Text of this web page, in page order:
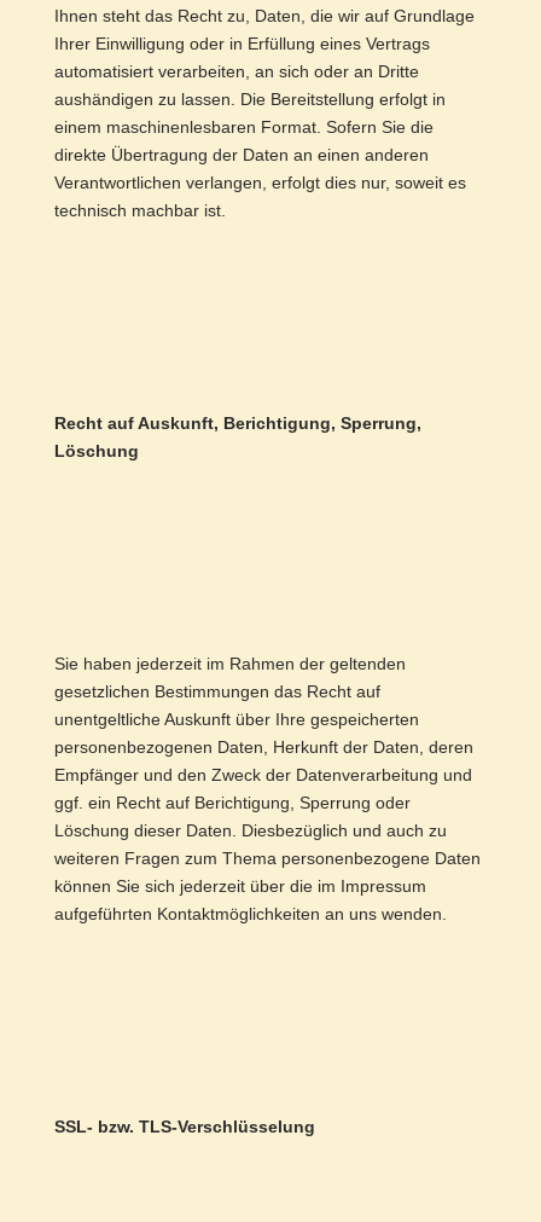
Ihnen steht das Recht zu, Daten, die wir auf Grundlage
Ihrer Einwilligung oder in Erfüllung eines Vertrags
automatisiert verarbeiten, an sich oder an Dritte
aushändigen zu lassen. Die Bereitstellung erfolgt in
einem maschinenlesbaren Format. Sofern Sie die
direkte Übertragung der Daten an einen anderen
Verantwortlichen verlangen, erfolgt dies nur, soweit es
technisch machbar ist.
Recht auf Auskunft, Berichtigung, Sperrung,
Löschung
Sie haben jederzeit im Rahmen der geltenden
gesetzlichen Bestimmungen das Recht auf
unentgeltliche Auskunft über Ihre gespeicherten
personenbezogenen Daten, Herkunft der Daten, deren
Empfänger und den Zweck der Datenverarbeitung und
ggf. ein Recht auf Berichtigung, Sperrung oder
Löschung dieser Daten. Diesbezüglich und auch zu
weiteren Fragen zum Thema personenbezogene Daten
können Sie sich jederzeit über die im Impressum
aufgeführten Kontaktmöglichkeiten an uns wenden.
SSL- bzw. TLS-Verschlüsselung